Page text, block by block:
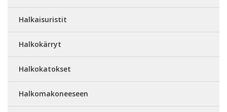
Halkaisuristit
Halkokärryt
Halkokatokset
Halkomakoneeseen